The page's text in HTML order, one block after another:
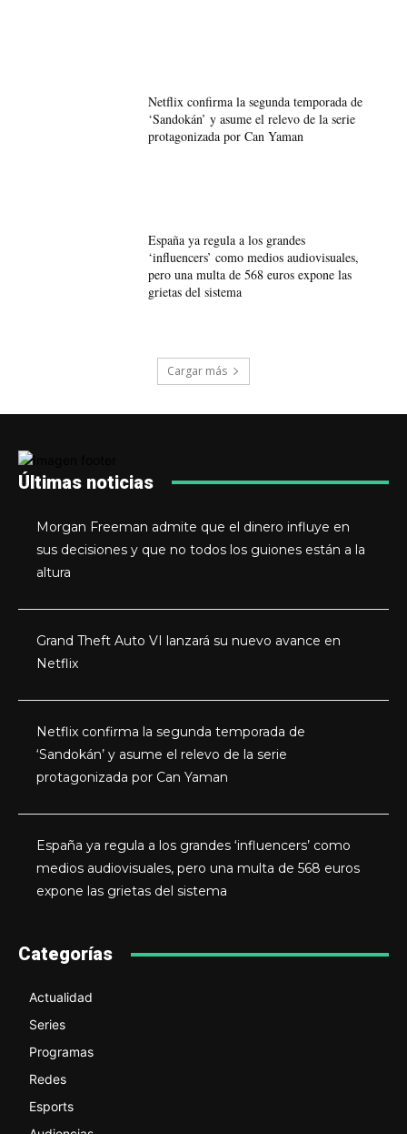
Netflix confirma la segunda temporada de
‘Sandokán’ y asume el relevo de la serie
protagonizada por Can Yaman
España ya regula a los grandes
‘influencers’ como medios audiovisuales,
pero una multa de 568 euros expone las
grietas del sistema
Cargar más
Últimas noticias
Morgan Freeman admite que el dinero influye en
sus decisiones y que no todos los guiones están a la
altura
Grand Theft Auto VI lanzará su nuevo avance en
Netflix
Netflix confirma la segunda temporada de
‘Sandokán’ y asume el relevo de la serie
protagonizada por Can Yaman
España ya regula a los grandes ‘influencers’ como
medios audiovisuales, pero una multa de 568 euros
expone las grietas del sistema
Categorías
Actualidad
Series
Programas
Redes
Esports